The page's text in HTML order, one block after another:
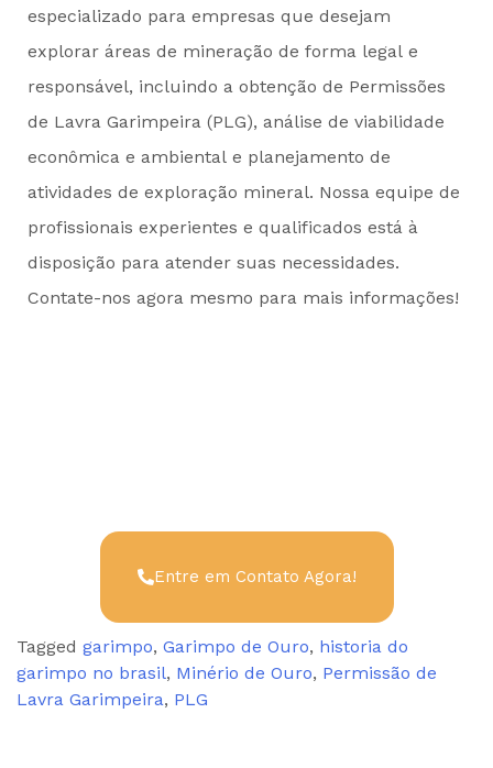
especializado para empresas que desejam
explorar áreas de mineração de forma legal e
responsável, incluindo a obtenção de Permissões
de Lavra Garimpeira (PLG), análise de viabilidade
econômica e ambiental e planejamento de
atividades de exploração mineral. Nossa equipe de
profissionais experientes e qualificados está à
disposição para atender suas necessidades.
Contate-nos agora mesmo para mais informações!
Entre em Contato Agora!
Tagged garimpo, Garimpo de Ouro, historia do
garimpo no brasil, Minério de Ouro, Permissão de
Lavra Garimpeira, PLG